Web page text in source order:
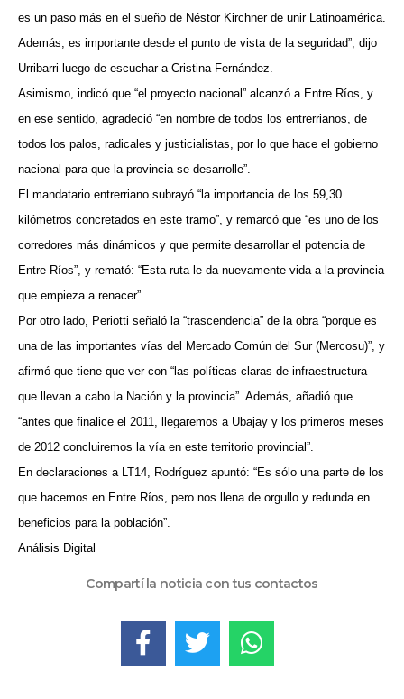
es un paso más en el sueño de Néstor Kirchner de unir Latinoamérica.
Además, es importante desde el punto de vista de la seguridad”, dijo
Urribarri luego de escuchar a Cristina Fernández.
Asimismo, indicó que “el proyecto nacional” alcanzó a Entre Ríos, y
en ese sentido, agradeció “en nombre de todos los entrerrianos, de
todos los palos, radicales y justicialistas, por lo que hace el gobierno
nacional para que la provincia se desarrolle”.
El mandatario entrerriano subrayó “la importancia de los 59,30
kilómetros concretados en este tramo”, y remarcó que “es uno de los
corredores más dinámicos y que permite desarrollar el potencia de
Entre Ríos”, y remató: “Esta ruta le da nuevamente vida a la provincia
que empieza a renacer”.
Por otro lado, Periotti señaló la “trascendencia” de la obra “porque es
una de las importantes vías del Mercado Común del Sur (Mercosu)”, y
afirmó que tiene que ver con “las políticas claras de infraestructura
que llevan a cabo la Nación y la provincia”. Además, añadió que
“antes que finalice el 2011, llegaremos a Ubajay y los primeros meses
de 2012 concluiremos la vía en este territorio provincial”.
En declaraciones a LT14, Rodríguez apuntó: “Es sólo una parte de los
que hacemos en Entre Ríos, pero nos llena de orgullo y redunda en
beneficios para la población”.
Análisis Digital
Compartí la noticia con tus contactos